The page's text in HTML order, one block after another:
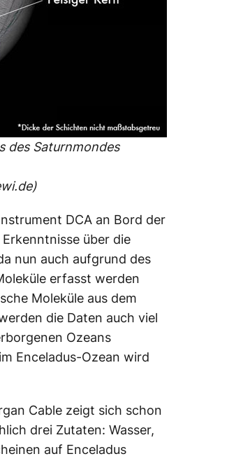
des Saturnmondes
DCA an Bord der
über die
nun auch aufgrund des
erfasst werden
Moleküle aus dem
die Daten auch viel
Ozeans
Enceladus-Ozean wird
Cable zeigt sich schon
drei Zutaten: Wasser,
auf Enceladus